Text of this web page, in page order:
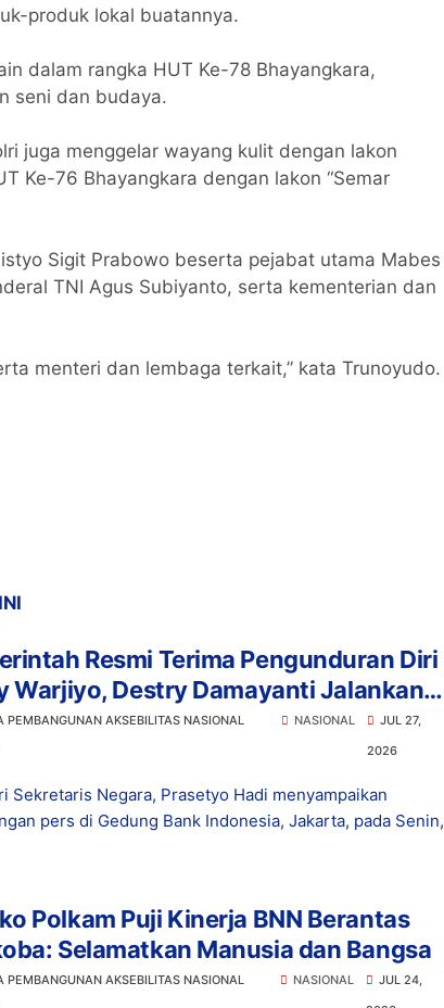
produk lokal buatannya.
dalam rangka HUT Ke-78 Bhayangkara,
seni dan budaya.
juga menggelar wayang kulit dengan lakon
Ke-76 Bhayangkara dengan lakon “Semar
Sigit Prabowo beserta pejabat utama Mabes
TNI Agus Subiyanto, serta kementerian dan
menteri dan lembaga terkait,” kata Trunoyudo.
Resmi Terima Pengunduran Diri
Warjiyo, Destry Damayanti Jalankan
Gubernur BI Sementara
PEMBANGUNAN AKSEBILITAS NASIONAL
NASIONAL
JUL 27,
2026
Sekretaris Negara, Prasetyo Hadi menyampaikan
pers di Gedung Bank Indonesia, Jakarta, pada Senin,
Polkam Puji Kinerja BNN Berantas
Selamatkan Manusia dan Bangsa
PEMBANGUNAN AKSEBILITAS NASIONAL
NASIONAL
JUL 24,